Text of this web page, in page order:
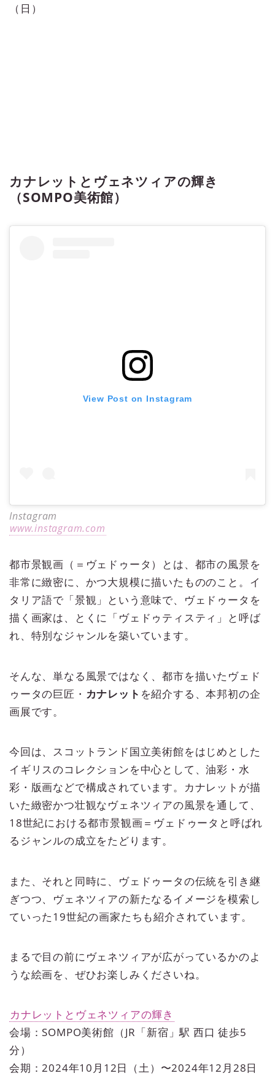
（日）
カナレットとヴェネツィアの輝き
（SOMPO美術館）
View Post on Instagram
Instagram
www.instagram.com
都市景観画（＝ヴェドゥータ）とは、都市の風景を
非常に緻密に、かつ大規模に描いたもののこと。イ
タリア語で「景観」という意味で、ヴェドゥータを
描く画家は、とくに「ヴェドゥティスティ」と呼ば
れ、特別なジャンルを築いています。
そんな、単なる風景ではなく、都市を描いたヴェド
ゥータの巨匠・ カナレット を紹介する、本邦初の企
画展です。
今回は、スコットランド国立美術館をはじめとした
イギリスのコレクションを中心として、油彩・水
彩・版画などで構成されています。カナレットが描
いた緻密かつ壮観なヴェネツィアの風景を通して、
18世紀における都市景観画＝ヴェドゥータと呼ばれ
るジャンルの成立をたどります。
また、それと同時に、ヴェドゥータの伝統を引き継
ぎつつ、ヴェネツィアの新たなるイメージを模索し
ていった19世紀の画家たちも紹介されています。
まるで目の前にヴェネツィアが広がっているかのよ
うな絵画を、ぜひお楽しみくださいね。
カナレットとヴェネツィアの輝き
会場：SOMPO美術館（JR「新宿」駅 西口 徒歩5
分）
会期：2024年10月12日（土）〜2024年12月28日